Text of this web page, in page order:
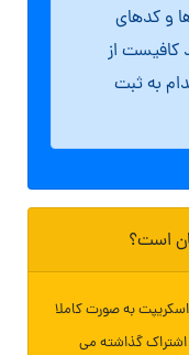
و کدهای
کافیست از
به ثبت
است؟
به صورت کاملا
اشتراک گذاشته می